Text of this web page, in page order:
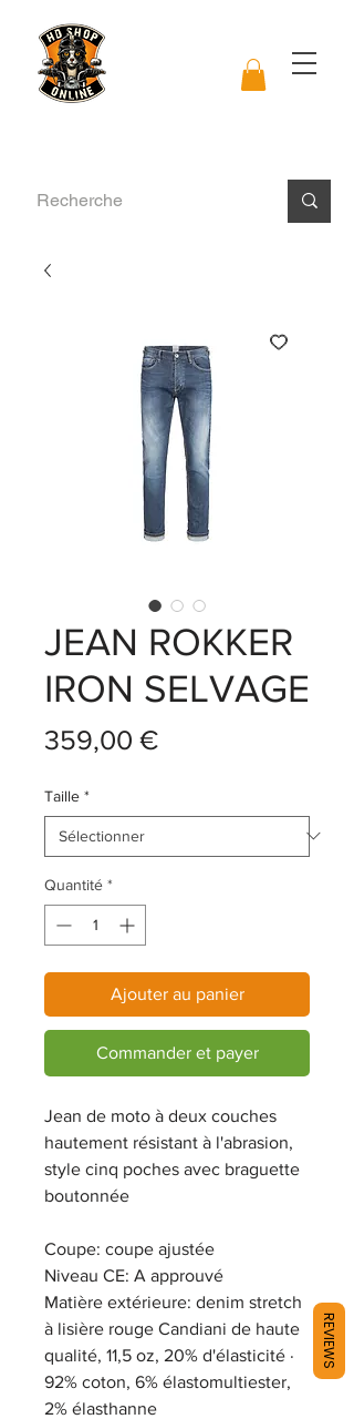
JEAN ROKKER
IRON SELVAGE
359,00 €Prix
Taille *
Quantité *
Ajouter au panier
Commander et payer
Jean de moto à deux couches
hautement résistant à l'abrasion,
style cinq poches avec braguette
boutonnée
Coupe: coupe ajustée
Niveau CE: A approuvé
Matière extérieure: denim stretch
à lisière rouge Candiani de haute
qualité, 11,5 oz, 20% d'élasticité ·
92% coton, 6% élastomultiester,
2% élasthanne
REVIEWS